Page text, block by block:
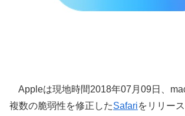
Appleは現地時間2018年07月09日、
複数の脆弱性を修正したSafariをリリー